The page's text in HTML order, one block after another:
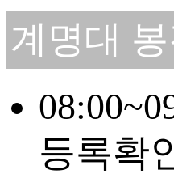
계명대
등록확